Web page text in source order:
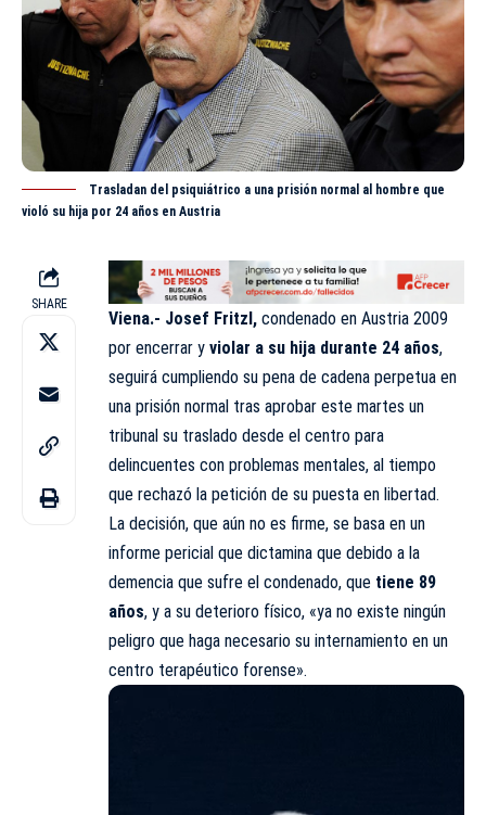
Trasladan del psiquiátrico a una prisión normal al hombre que
violó su hija por 24 años en Austria
SHARE
Viena.- Josef Fritzl, condenado en Austria 2009
por encerrar y violar a su hija durante 24 años,
seguirá cumpliendo su pena de cadena perpetua en
una prisión normal tras aprobar este martes un
tribunal su traslado desde el centro para
delincuentes con problemas mentales, al tiempo
que rechazó la petición de su puesta en libertad.
La decisión, que aún no es firme, se basa en un
informe pericial que dictamina que debido a la
demencia que sufre el condenado, que tiene 89
años, y a su deterioro físico, «ya no existe ningún
peligro que haga necesario su internamiento en un
centro terapéutico forense».